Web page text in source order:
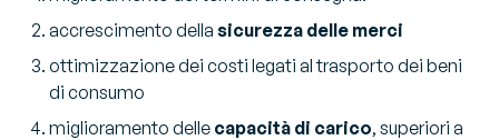
accrescimento della sicurezza delle merci
ottimizzazione dei costi legati al trasporto dei beni
di consumo
miglioramento delle capacità di carico, superiori a